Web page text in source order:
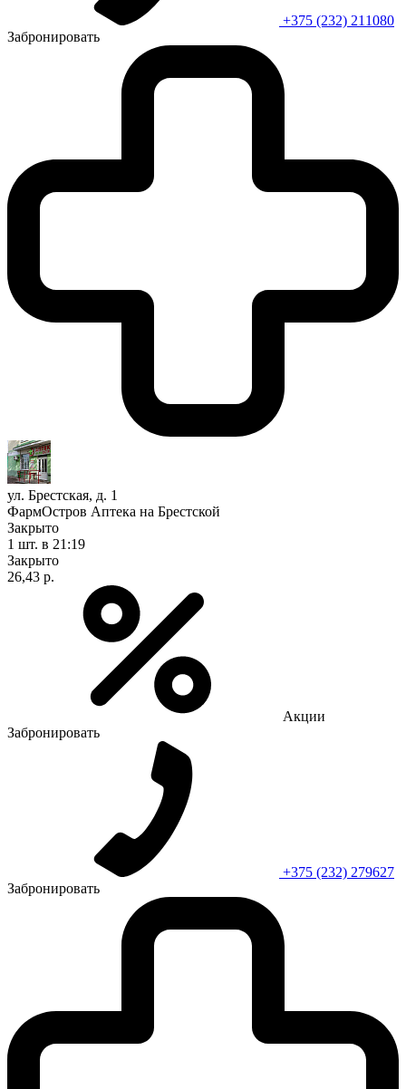
+375 (232) 211080
Забронировать
ул. Брестская, д. 1
ФармОстров Аптека на Брестской
Закрыто
1 шт. в 21:19
Закрыто
26,43 р.
Акции
Забронировать
+375 (232) 279627
Забронировать